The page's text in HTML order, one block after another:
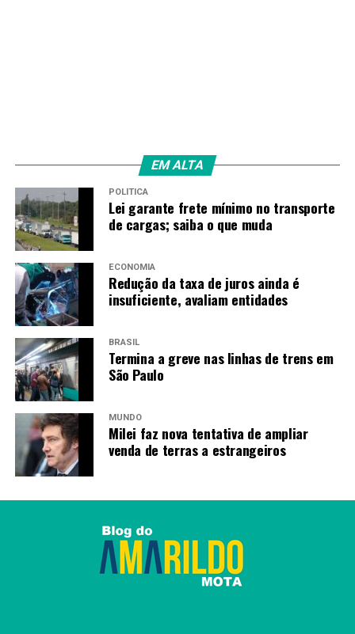
EM ALTA
POLÍTICA
Lei garante frete mínimo no transporte
de cargas; saiba o que muda
ECONOMIA
Redução da taxa de juros ainda é
insuficiente, avaliam entidades
BRASIL
Termina a greve nas linhas de trens em
São Paulo
MUNDO
Milei faz nova tentativa de ampliar
venda de terras a estrangeiros